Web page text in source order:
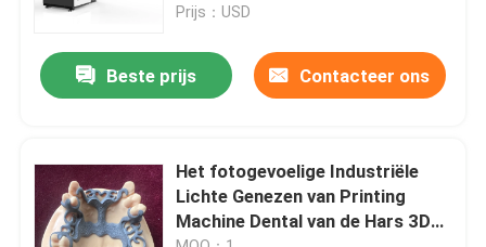
Alle Gevallen
3D Printer van het lasermetaal
Tandmetaal 3D Printer
Prijs：USD
Beste prijs Contacteer ons
Het fotogevoelige Industriële
Lichte Genezen van Printing
Machine Dental van de Hars 3D